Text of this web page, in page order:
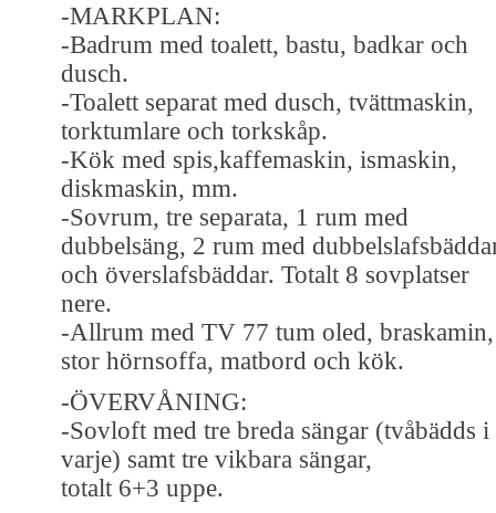
-MARKPLAN:
-Badrum med toalett, bastu, badkar och
dusch.
-Toalett separat med dusch, tvättmaskin,
torktumlare och torkskåp.
-Kök med spis,kaffemaskin, ismaskin,
diskmaskin, mm.
-Sovrum, tre separata, 1 rum med
dubbelsäng, 2 rum med
och överslafsbäddar. Totalt 8 sovplatser
nere.
-Allrum med TV 77 tum oled, braskamin,
stor hörnsoffa, matbord och kök.
-ÖVERVÅNING:
-Sovloft med tre breda sängar (tvåbädds i
varje) samt tre vikbara sängar,
totalt 6+3 uppe.